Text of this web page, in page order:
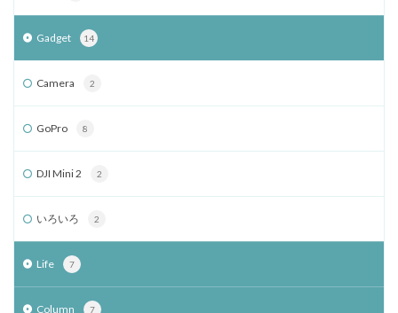
Gadget 14
Camera 2
GoPro 8
DJI Mini 2 2
いろいろ 2
Life 7
Column 7